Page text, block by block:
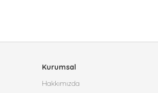
Kurumsal
Hakkımızda